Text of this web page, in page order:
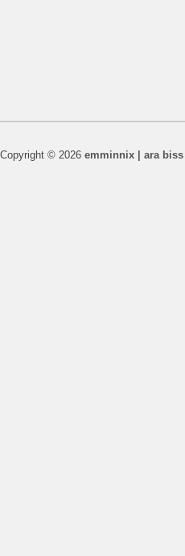
Copyright © 2026 emminnix | ara biss